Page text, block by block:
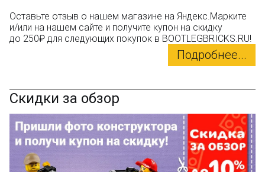
Оставьте отзыв о нашем магазине на Яндекс.Марките
и/или на нашем сайте и получите купон на скидку
до 250₽ для следующих покупок в BOOTLEGBRICKS.RU!
Подробнее...
Скидки за обзор